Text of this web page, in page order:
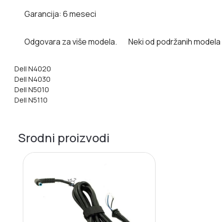
Garancija: 6 meseci
Odgovara za više modela. Neki od podržanih
Dell N4020
Dell N4030
Dell N5010
Dell N5110
Srodni proizvodi